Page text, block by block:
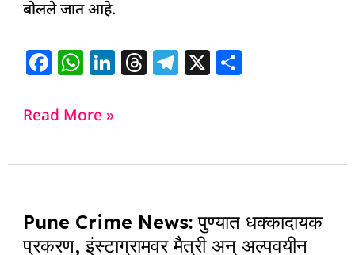
बोलले जात आहे.
F
c
b
o
k
W
at
A
p
Li
dI
T
d
T
ra
X
Read More »
Pune Crime News: पुण्यात धक्कादायक
प्रकरण, इंस्टाग्रामवर मैत्री अन् अल्पवयीन
Crime
News: